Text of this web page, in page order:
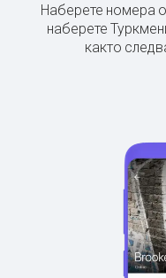
Наберете номера
наберете
както